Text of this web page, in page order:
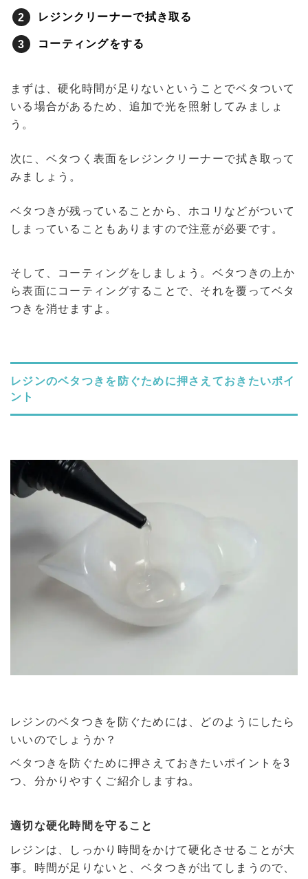
レジンクリーナーで拭き取る
コーティングをする
まずは、硬化時間が足りないということでベタついて
いる場合があるため、追加で光を照射してみましょ
う。
次に、ベタつく表面をレジンクリーナーで拭き取って
みましょう。
ベタつきが残っていることから、ホコリなどがついて
しまっていることもありますので注意が必要です。
そして、コーティングをしましょう。ベタつきの上か
ら表面にコーティングすることで、それを覆ってベタ
つきを消せますよ。
レジンのベタつきを防ぐために押さえておきたいポイ
ント
レジンのベタつきを防ぐためには、どのようにしたら
いいのでしょうか？
ベタつきを防ぐために押さえておきたいポイントを3
つ、分かりやすくご紹介しますね。
適切な硬化時間を守ること
レジンは、しっかり時間をかけて硬化させることが大
事。時間が足りないと、ベタつきが出てしまうので、